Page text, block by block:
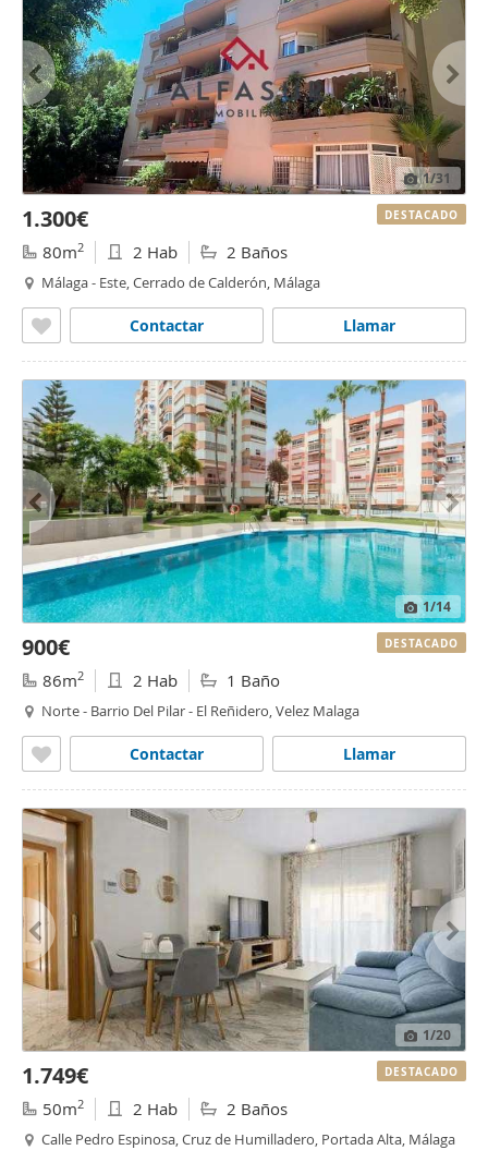
1/31
1.300€
80m2 2 Hab 2 Baños
Málaga - Este, Cerrado de Calderón, Málaga
Llamar
Contactar
DESTACADO
1/14
900€
86m2 2 Hab 1 Baño
Norte - Barrio Del Pilar - El Reñidero, Velez Malaga
Llamar
Contactar
DESTACADO
1/20
1.749€
50m2 2 Hab 2 Baños
Calle Pedro Espinosa, Cruz de Humilladero, Portada Alta, Málaga
DESTACADO